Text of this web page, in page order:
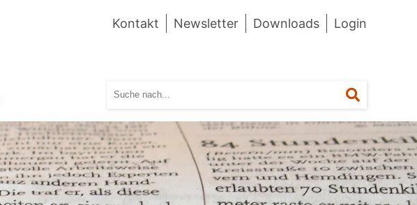
Kontakt Newsletter Downloads Login
Suchen